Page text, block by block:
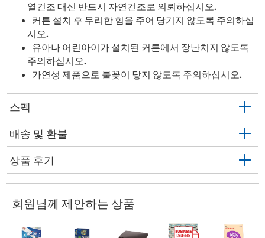
열건조 대신 반드시 자연건조로 의뢰하십시오.
커튼 설치 후 무리한 힘을 주어 당기지 않도록 주의하십
시오.
유아나 어린아이가 설치된 커튼에서 장난치지 않도록
주의하십시오.
가연성 제품으로 불꽃이 닿지 않도록 주의하십시오.
스펙
배송 및 환불
상품 후기
회원님께 제안하는 상품